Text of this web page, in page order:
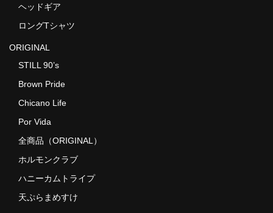
ヘッドギア
ロングTシャツ
ORIGINAL
STILL 90’s
Brown Pride
Chicano Life
Por Vida
全商品（ORIGINAL）
ホルモンクラブ
ハニーカムトライプ
天ぷらまめすけ